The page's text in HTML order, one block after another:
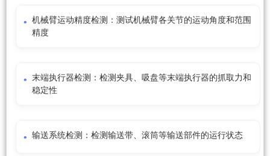
机械臂运动精度检测：测试机械臂各关节的运动角度和范围
精度
末端执行器检测：检测夹具、吸盘等末端执行器的抓取力和
稳定性
输送系统检测：检测输送带、滚筒等输送部件的运行状态